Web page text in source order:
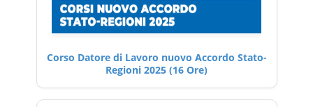
Corso Datore di Lavoro nuovo Accordo Stato-
Regioni 2025 (16 Ore)